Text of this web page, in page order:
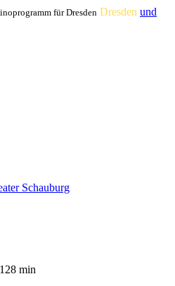
für Dresden Dresden und
Schauburg
min